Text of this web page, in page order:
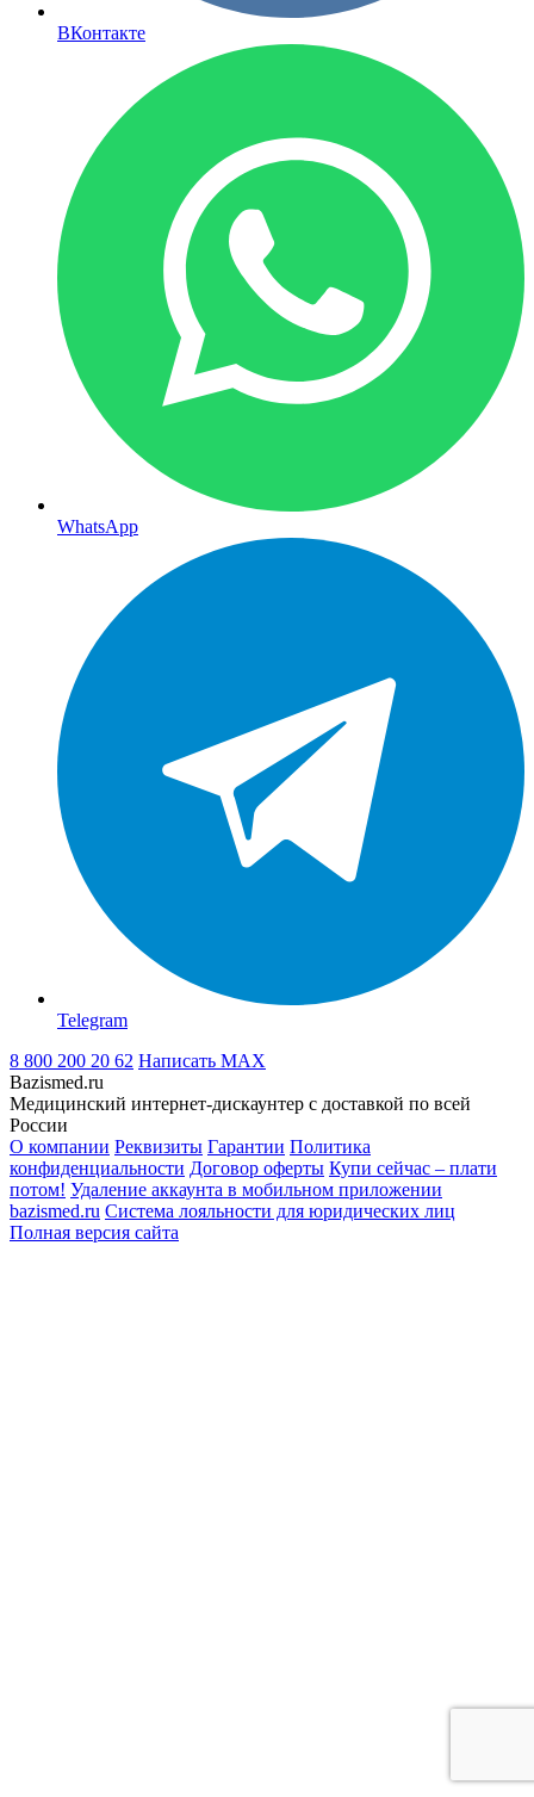
ВКонтакте
WhatsApp
Telegram
8 800 200 20 62 Написать MAX
Bazismed.ru
Медицинский интернет-дискаунтер с доставкой по всей
России
О компании Реквизиты Гарантии Политика
конфиденциальности Договор оферты Купи сейчас – плати
потом! Удаление аккаунта в мобильном приложении
bazismed.ru Система лояльности для юридических лиц
Полная версия сайта